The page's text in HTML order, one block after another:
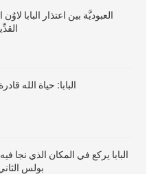
العبوديَّة بين اعتذار البابا
البابا: حياة الله
البابا يركع في المكان الذي نجا
بولس